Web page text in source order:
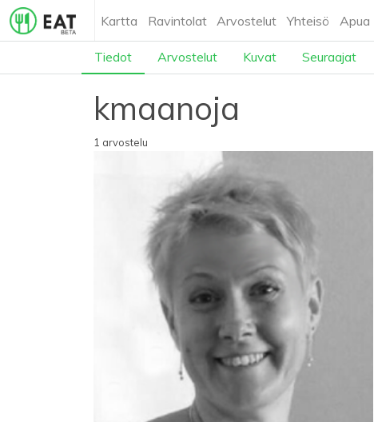
Kartta Ravintolat Arvostelut Yhteisö Apua
Tiedot Arvostelut Kuvat Seuraajat
kmaanoja
1 arvostelu